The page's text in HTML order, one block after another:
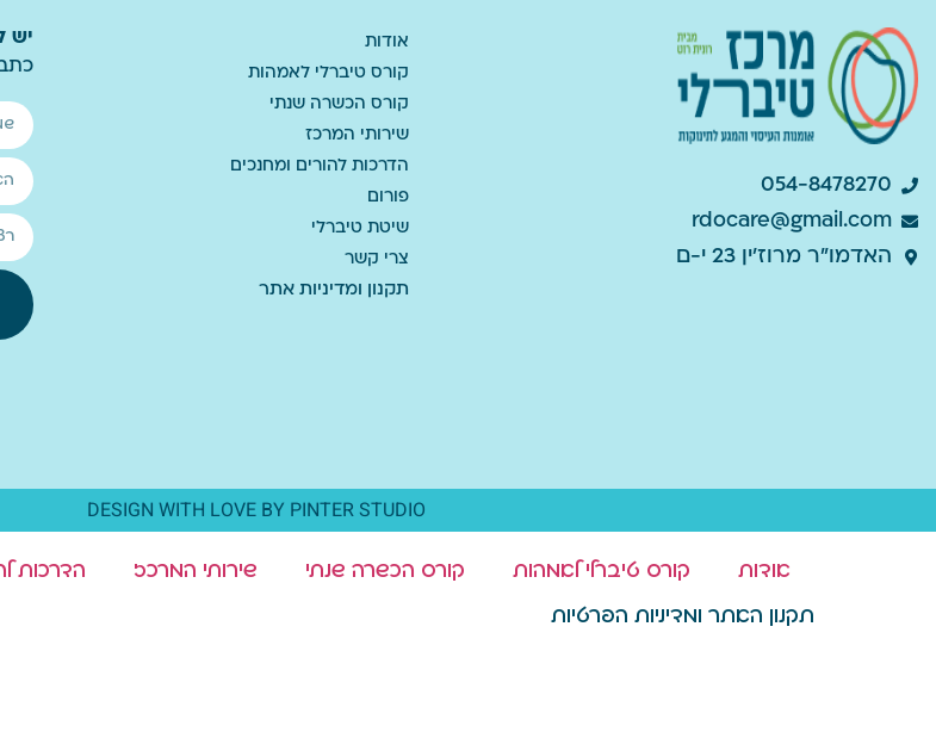
054-8478270
rdocare@gmail.com
האדמו"ר מרוז'ין 23 י-ם
אודות
קורס טיברלי לאמהות
קורס הכשרה שנתי
שירותי המרכז
הדרכות להורים ומחנכים
פורום
שיטת טיברלי
צרי קשר
תקנון ומדיניות אתר
יש
DESIGN WITH LOVE BY PINTER STUDIO
אודות קורס טיברלי לאמהות קורס הכשרה שנתי שירותי המרכז הדרכות
תקנון האתר ומדיניות הפרטיות